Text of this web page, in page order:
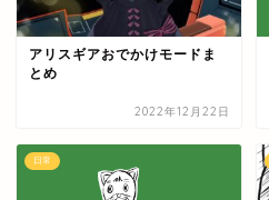
アリスギアおでかけモードま
とめ
2022年12月22日
日常